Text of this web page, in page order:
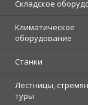
Складское
Климатическое
оборудование
Станки
Лестницы,
туры